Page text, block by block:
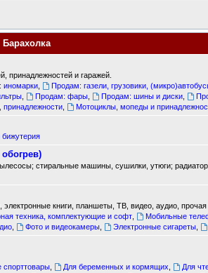
Барахолка
принадлежностей и гаражей.
иномарки Продам: газели, грузовики,
Продам: фары Продам: шины и диски
Мотоциклы, мопеды и
стиральные машины, сушилки, утюги;
книги, планшеты, ТВ, видео, аудио, прочая
техника, комплектующие и софт Мобильные
Фото и видеокамеры Электронные сигареты,
спорттовары Для беременных и кормящих Для